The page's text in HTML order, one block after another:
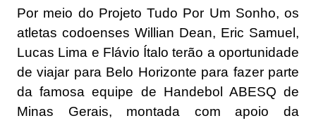
Por meio do Projeto Tudo Por Um Sonho, os
atletas codoenses Willian Dean, Eric Samuel,
Lucas Lima e Flávio Ítalo terão a oportunidade
de viajar para Belo Horizonte para fazer parte
da famosa equipe de Handebol ABESQ de
Minas Gerais, montada com apoio da